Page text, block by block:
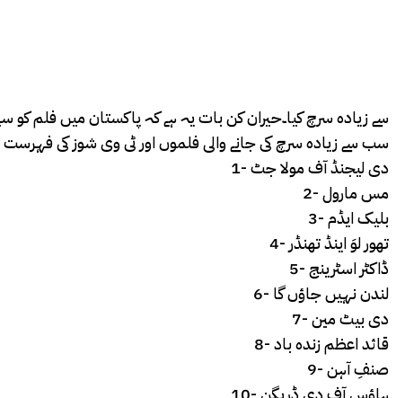
سے زیادہ سرچ کیا۔حیران کن بات یہ ہے کہ پاکستان میں فلم کو
سب سے زیادہ سرچ کی جانے والی فلموں اور ٹی وی شوز کی فہرست
1- دی لیجنڈ آف مولا جٹ
2- مس مارول
3- بلیک ایڈم
4- تھور لوَ اینڈ تھنڈر
5- ڈاکٹر اسٹرینج
6- لندن نہیں جاؤں گا
7- دی بیٹ مین
8- قائد اعظم زندہ باد
9- صنفِ آہن